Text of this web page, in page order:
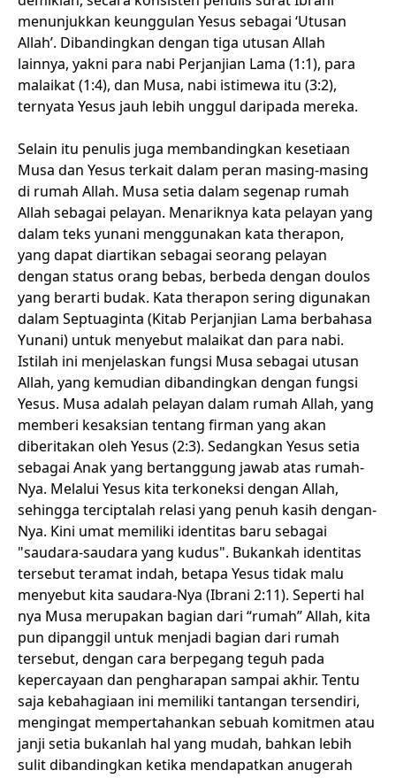
menunjukkan keunggulan Yesus sebagai ‘Utusan
Allah’. Dibandingkan dengan tiga utusan Allah
lainnya, yakni para nabi Perjanjian Lama (1:1), para
malaikat (1:4), dan Musa, nabi istimewa itu (3:2),
ternyata Yesus jauh lebih unggul daripada mereka.
Selain itu penulis juga membandingkan kesetiaan
Musa dan Yesus terkait dalam peran masing-masing
di rumah Allah. Musa setia dalam segenap rumah
Allah sebagai pelayan. Menariknya kata pelayan yang
dalam teks yunani menggunakan kata therapon,
yang dapat diartikan sebagai seorang pelayan
dengan status orang bebas, berbeda dengan doulos
yang berarti budak. Kata therapon sering digunakan
dalam Septuaginta (Kitab Perjanjian Lama berbahasa
Yunani) untuk menyebut malaikat dan para nabi.
Istilah ini menjelaskan fungsi Musa sebagai utusan
Allah, yang kemudian dibandingkan dengan fungsi
Yesus. Musa adalah pelayan dalam rumah Allah, yang
memberi kesaksian tentang firman yang akan
diberitakan oleh Yesus (2:3). Sedangkan Yesus setia
sebagai Anak yang bertanggung jawab atas rumah-
Nya. Melalui Yesus kita terkoneksi dengan Allah,
sehingga terciptalah relasi yang penuh kasih dengan-
Nya. Kini umat memiliki identitas baru sebagai
"saudara-saudara yang kudus". Bukankah identitas
tersebut teramat indah, betapa Yesus tidak malu
menyebut kita saudara-Nya (Ibrani 2:11). Seperti hal
nya Musa merupakan bagian dari “rumah” Allah, kita
pun dipanggil untuk menjadi bagian dari rumah
tersebut, dengan cara berpegang teguh pada
kepercayaan dan pengharapan sampai akhir. Tentu
saja kebahagiaan ini memiliki tantangan tersendiri,
mengingat mempertahankan sebuah komitmen atau
janji setia bukanlah hal yang mudah, bahkan lebih
sulit dibandingkan ketika mendapatkan anugerah